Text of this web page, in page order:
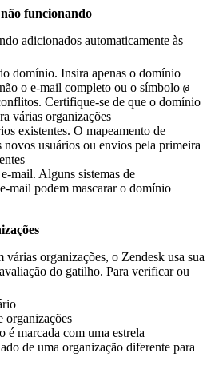
funcionando
adicionados automaticamente às
domínio. Insira apenas o domínio
o e-mail completo ou o símbolo @
Certifique-se de que o domínio
várias organizações
existentes. O mapeamento de
novos usuários ou envios pela primeira
mail. Alguns sistemas de
mail podem mascarar o domínio
várias organizações, o Zendesk usa sua
do gatilho. Para verificar ou
organizações
é marcada com uma estrela
de uma organização diferente para